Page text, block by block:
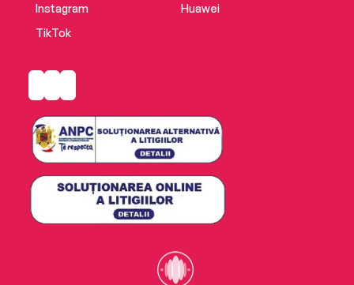
Instagram
TikTok
Huawei